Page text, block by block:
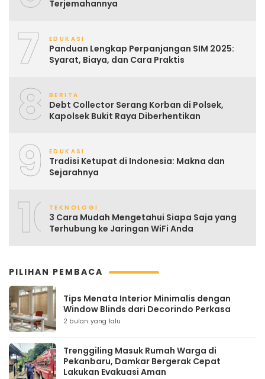
Terjemahannya
7 EDUKASI
Panduan Lengkap Perpanjangan SIM 2025:
Syarat, Biaya, dan Cara Praktis
8 BERITA
Debt Collector Serang Korban di Polsek,
Kapolsek Bukit Raya Diberhentikan
9 EDUKASI
Tradisi Ketupat di Indonesia: Makna dan
Sejarahnya
10TEKNOLOGI
3 Cara Mudah Mengetahui Siapa Saja yang
Terhubung ke Jaringan WiFi Anda
PILIHAN PEMBACA
Tips Menata Interior Minimalis dengan
Window Blinds dari Decorindo Perkasa
2 bulan yang lalu
Trenggiling Masuk Rumah Warga di
Pekanbaru, Damkar Bergerak Cepat
Lakukan Evakuasi Aman